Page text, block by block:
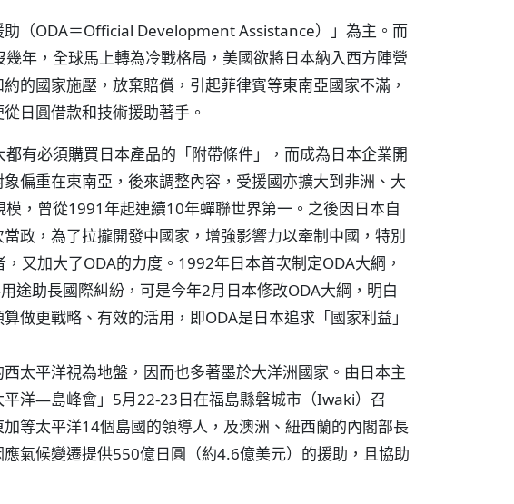
（ODA＝Official Development Assistance）」為主。而
年，全球馬上轉為冷戰格局，美國欲將日本納入西方陣營
的國家施壓，放棄賠償，引起菲律賓等東南亞國家不滿，
日圓借款和技術援助著手。
有必須購買日本產品的「附帶條件」，而成為日本企業開
偏重在東南亞，後來調整內容，受援國亦擴大到非洲、大
，曾從1991年起連續10年蟬聯世界第一。之後因日本自
政，為了拉攏開發中國家，增強影響力以牽制中國，特別
又加大了ODA的力度。1992年日本首次制定ODA大綱，
途助長國際糾紛，可是今年2月日本修改ODA大綱，明白
做更戰略、有效的活用，即ODA是日本追求「國家利益」
太平洋視為地盤，因而也多著墨於大洋洲國家。由日本主
洋—島峰會」5月22-23日在福島縣磐城市（Iwaki）召
等太平洋14個島國的領導人，及澳洲、紐西蘭的內閣部長
氣候變遷提供550億日圓（約4.6億美元）的援助，且協助